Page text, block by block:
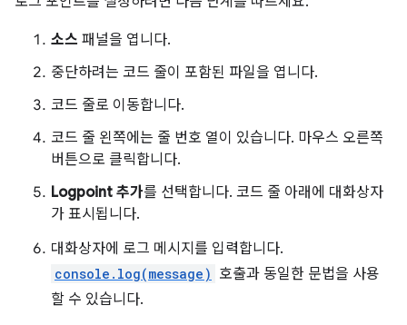
소스 패널을 엽니다.
중단하려는 코드 줄이 포함된 파일을 엽니다.
코드 줄로 이동합니다.
코드 줄 왼쪽에는 줄 번호 열이 있습니다. 마우스 오른쪽
버튼으로 클릭합니다.
Logpoint 추가를 선택합니다. 코드 줄 아래에 대화상자
가 표시됩니다.
대화상자에 로그 메시지를 입력합니다.
console.log(message) 호출과 동일한 문법을 사용
할 수 있습니다.